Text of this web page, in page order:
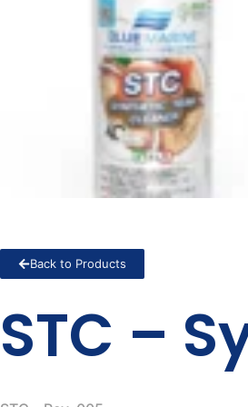
Back to Products
STC –